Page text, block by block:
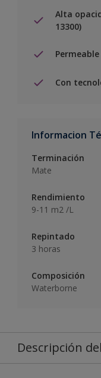
Alta
13300)
Con
Informacion
Terminación
Mate
Rendimiento
9-11 m2 /L
Repintado
3 horas
Composición
Waterborne
Descripción